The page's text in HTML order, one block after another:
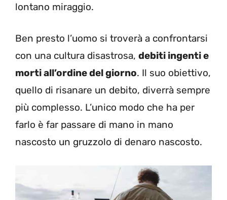
lontano miraggio.
Ben presto l’uomo si troverà a confrontarsi
con una cultura disastrosa, debiti ingenti e
morti all’ordine del giorno. Il suo obiettivo,
quello di risanare un debito, diverrà sempre
più complesso. L’unico modo che ha per
farlo è far passare di mano in mano
nascosto un gruzzolo di denaro nascosto.